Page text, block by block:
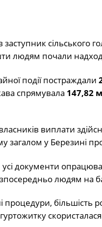
сільського
людям почали
події постраждали
спрямувала 147,82
виплати
загалом у Березині
усі документи
людям на
процедури,